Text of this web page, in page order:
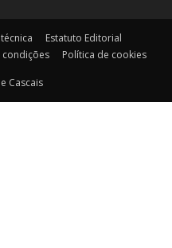
Estatuto Editorial
Política de cookies
Cascais